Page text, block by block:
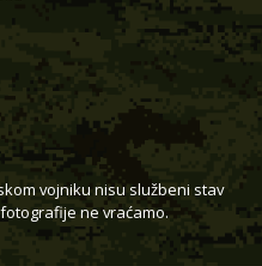
vojniku nisu službeni stav
ne vraćamo.